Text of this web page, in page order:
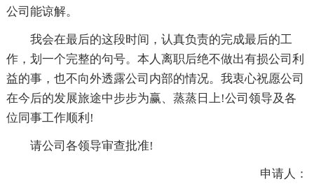
公司能谅解。
我会在最后的这段时间，认真负责的完成最后的工
作，划一个完整的句号。本人离职后绝不做出有损公司利
益的事，也不向外透露公司内部的情况。我衷心祝愿公司
在今后的发展旅途中步步为赢、蒸蒸日上!公司领导及各
位同事工作顺利!
请公司各领导审查批准!
申请人：